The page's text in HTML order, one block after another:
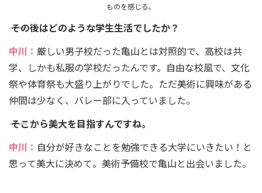
ものを感じる。
―― その後はどのような学生生活でしたか？
中川： 厳しい男子校だった亀山とは対照的で、高校は共
学、しかも私服の学校だったんです。自由な校風で、文化
祭や体育祭も大盛り上がりでした。ただ美術に興味がある
仲間は少なく、バレー部に入っていました。
―― そこから美大を目指すんですね。
中川： 自分が好きなことを勉強できる大学にいきたい！と
思って美大に決めて。美術予備校で亀山と出会いました。